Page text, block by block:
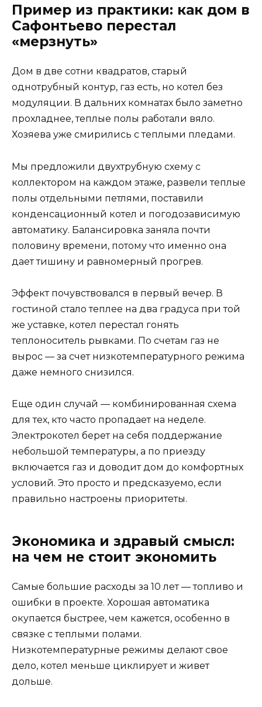
Пример из практики: как дом в
Сафонтьево перестал
«мерзнуть»
Дом в две сотни квадратов, старый
однотрубный контур, газ есть, но котел без
модуляции. В дальних комнатах было заметно
прохладнее, теплые полы работали вяло.
Хозяева уже смирились с теплыми пледами.
Мы предложили двухтрубную схему с
коллектором на каждом этаже, развели теплые
полы отдельными петлями, поставили
конденсационный котел и погодозависимую
автоматику. Балансировка заняла почти
половину времени, потому что именно она
дает тишину и равномерный прогрев.
Эффект почувствовался в первый вечер. В
гостиной стало теплее на два градуса при той
же уставке, котел перестал гонять
теплоноситель рывками. По счетам газ не
вырос — за счет низкотемпературного режима
даже немного снизился.
Еще один случай — комбинированная схема
для тех, кто часто пропадает на неделе.
Электрокотел берет на себя поддержание
небольшой температуры, а по приезду
включается газ и доводит дом до комфортных
условий. Это просто и предсказуемо, если
правильно настроены приоритеты.
Экономика и здравый смысл:
на чем не стоит экономить
Самые большие расходы за 10 лет — топливо и
ошибки в проекте. Хорошая автоматика
окупается быстрее, чем кажется, особенно в
связке с теплыми полами.
Низкотемпературные режимы делают свое
дело, котел меньше циклирует и живет
дольше.